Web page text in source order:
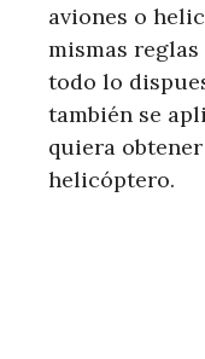
aviones o
mismas
todo lo
también se
quiera
helicóptero.